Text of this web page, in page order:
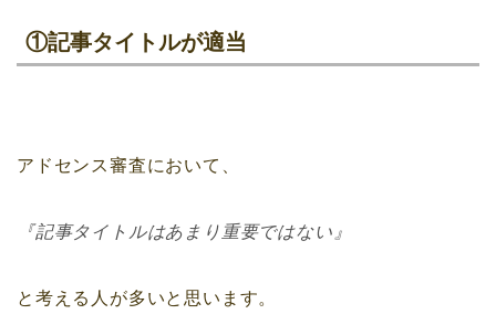
①記事タイトルが適当
アドセンス審査において、
『記事タイトルはあまり重要ではない』
と考える人が多いと思います。